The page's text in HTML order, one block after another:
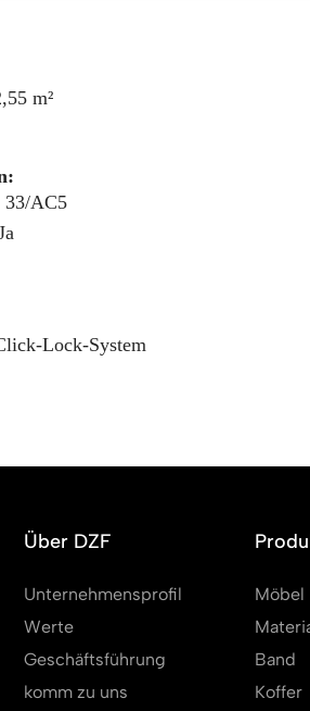
m²
33/AC5
Lock-System
Über DZF
Unternehmensprofil
Werte
Geschäftsführung
komm zu uns
Möbel
Band
Koffer